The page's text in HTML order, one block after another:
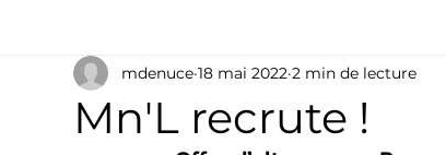
Mn'L recrute !
mdenuce 18 mai 2022 2 min de lecture